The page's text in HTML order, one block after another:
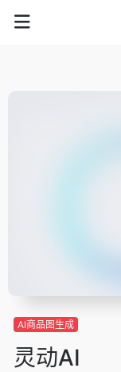
AI商品图生成
灵动AI